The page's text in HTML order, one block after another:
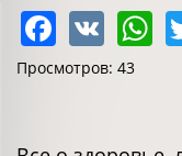
VK
Просмотров: 43